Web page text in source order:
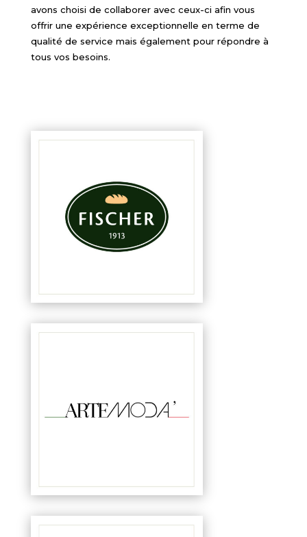
avons choisi de collaborer avec ceux-ci afin vous
offrir une expérience exceptionnelle en terme de
qualité de service mais également pour répondre à
tous vos besoins.